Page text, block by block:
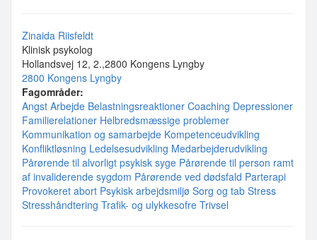
Zinaida Riisfeldt
Klinisk psykolog
Hollandsvej 12, 2.,2800 Kongens Lyngby
2800 Kongens Lyngby
Fagområder:
Angst Arbejde Belastningsreaktioner Coaching Depressioner
Familierelationer Helbredsmæssige problemer
Kommunikation og samarbejde Kompetenceudvikling
Konfliktløsning Ledelsesudvikling Medarbejderudvikling
Pårørende til alvorligt psykisk syge Pårørende til person ramt
af invaliderende sygdom Pårørende ved dødsfald Parterapi
Provokeret abort Psykisk arbejdsmiljø Sorg og tab Stress
Stresshåndtering Trafik- og ulykkesofre Trivsel